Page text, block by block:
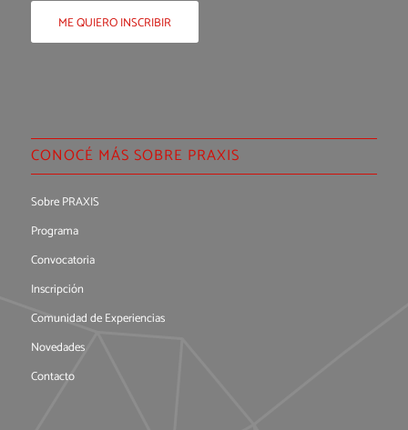
ME QUIERO INSCRIBIR
CONOCÉ MÁS SOBRE PRAXIS
Sobre PRAXIS
Programa
Convocatoria
Inscripción
Comunidad de Experiencias
Novedades
Contacto